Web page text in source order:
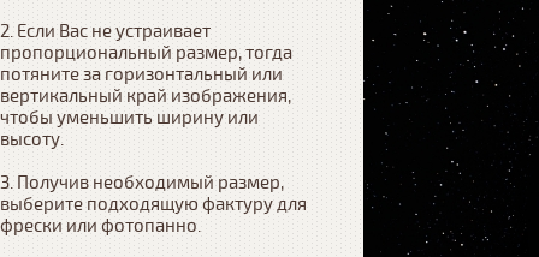
2. Если Вас не устраивает
пропорциональный размер, тогда
потяните за горизонтальный или
вертикальный край изображения,
чтобы уменьшить ширину или
высоту.
3. Получив необходимый размер,
выберите подходящую фактуру для
фрески или фотопанно.